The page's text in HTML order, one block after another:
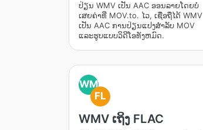
ປ່ຽນ WMV ເປັນ AAC ອອນລາຍໂດຍບໍ່
ເສຍຄ່າທີ່ MOV.to. ໄວ, ເຊື່ອຖືໄດ້ WMV
ເປັນ AAC ການປ່ຽນແປງສໍາລັບ MOV
ແລະຮູບແບບວິດີໂອທັງຫມົດ.
WM
FL
WMV ເຖິງ FLAC